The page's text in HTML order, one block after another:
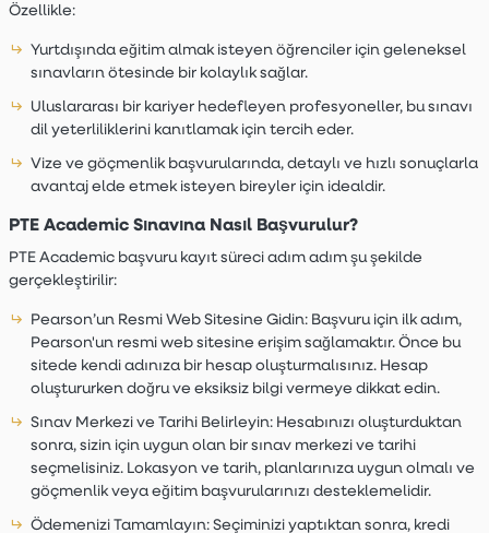
Özellikle:
Yurtdışında eğitim almak isteyen öğrenciler için geleneksel
sınavların ötesinde bir kolaylık sağlar.
Uluslararası bir kariyer hedefleyen profesyoneller, bu sınavı
dil yeterliliklerini kanıtlamak için tercih eder.
Vize ve göçmenlik başvurularında, detaylı ve hızlı sonuçlarla
avantaj elde etmek isteyen bireyler için idealdir.
PTE Academic Sınavına Nasıl Başvurulur?
PTE Academic başvuru kayıt süreci adım adım şu şekilde
gerçekleştirilir:
Pearson’un Resmi Web Sitesine Gidin:Başvuru için ilk adım,
Pearson'un resmi web sitesine erişim sağlamaktır. Önce bu
sitede kendi adınıza bir hesap oluşturmalısınız. Hesap
oluştururken doğru ve eksiksiz bilgi vermeye dikkat edin.
Sınav Merkezi ve Tarihi Belirleyin:Hesabınızı oluşturduktan
sonra, sizin için uygun olan bir sınav merkezi ve tarihi
seçmelisiniz. Lokasyon ve tarih, planlarınıza uygun olmalı ve
göçmenlik veya eğitim başvurularınızı desteklemelidir.
Ödemenizi Tamamlayın:Seçiminizi yaptıktan sonra, kredi